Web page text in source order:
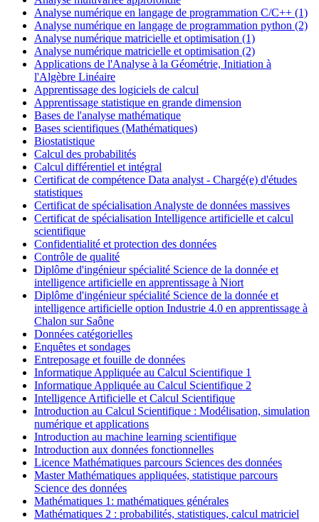
Analyse numérique en langage de programmation C/C++ (1)
Analyse numérique en langage de programmation python (2)
Analyse numérique matricielle et optimisation (1)
Analyse numérique matricielle et optimisation (2)
Applications de l'Analyse à la Géométrie, Initiation à
l'Algèbre Linéaire
Apprentissage des logiciels de calcul
Apprentissage statistique en grande dimension
Bases de l'analyse mathématique
Bases scientifiques (Mathématiques)
Biostatistique
Calcul des probabilités
Calcul différentiel et intégral
Certificat de compétence Data analyst - Chargé(e) d'études
statistiques
Certificat de spécialisation Analyste de données massives
Certificat de spécialisation Intelligence artificielle et calcul
scientifique
Confidentialité et protection des données
Contrôle de qualité
Diplôme d'ingénieur spécialité Science de la donnée et
intelligence artificielle en apprentissage à Niort
Diplôme d'ingénieur spécialité Science de la donnée et
intelligence artificielle option Industrie 4.0 en apprentissage à
Chalon sur Saône
Données catégorielles
Enquêtes et sondages
Entreposage et fouille de données
Informatique Appliquée au Calcul Scientifique 1
Informatique Appliquée au Calcul Scientifique 2
Intelligence Artificielle et Calcul Scientifique
Introduction au Calcul Scientifique : Modélisation, simulation
numérique et applications
Introduction au machine learning scientifique
Introduction aux données fonctionnelles
Licence Mathématiques parcours Sciences des données
Master Mathématiques appliquées, statistique parcours
Science des données
Mathématiques 1: mathématiques générales
Mathématiques 2 : probabilités, statistiques, calcul matriciel